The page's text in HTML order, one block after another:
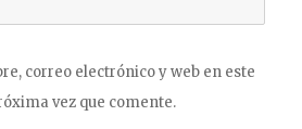
correo electrónico y web en este
vez que comente.